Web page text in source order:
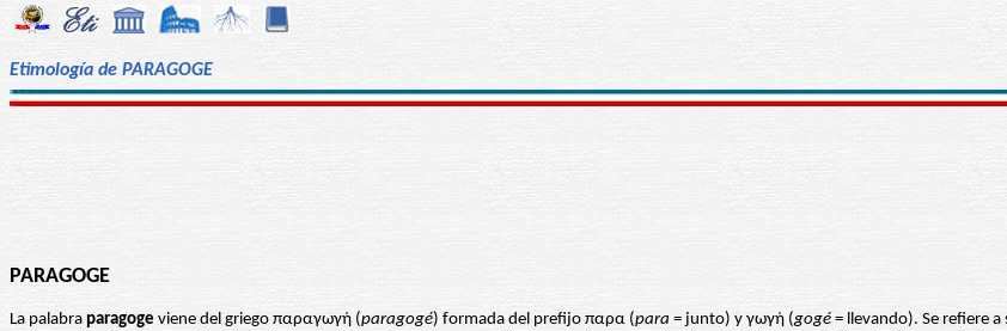
Etimología de PARAGOGE
PARAGOGE
La palabra paragoge viene del griego παραγωγή (paragogé) formada del prefijo παρα (para = junto) y γωγή (gogé = llevando). Se refiere